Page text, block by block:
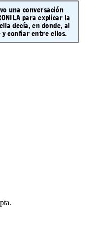
una conversación
para explicar la
decía, en donde, al
confiar entre ellos.